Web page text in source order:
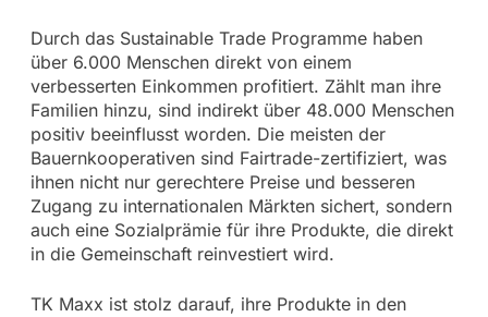
Durch das Sustainable Trade Programme haben
über 6.000 Menschen direkt von einem
verbesserten Einkommen profitiert. Zählt man ihre
Familien hinzu, sind indirekt über 48.000 Menschen
positiv beeinflusst worden. Die meisten der
Bauernkooperativen sind Fairtrade-zertifiziert, was
ihnen nicht nur gerechtere Preise und besseren
Zugang zu internationalen Märkten sichert, sondern
auch eine Sozialprämie für ihre Produkte, die direkt
in die Gemeinschaft reinvestiert wird.
TK Maxx ist stolz darauf, ihre Produkte in den